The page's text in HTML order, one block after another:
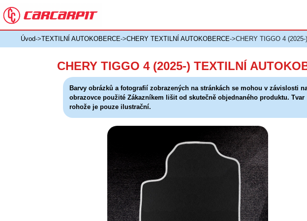
Úvod->TEXTILNÍ AUTOKOBERCE->CHERY TEXTILNÍ AUTOKOBERCE->CHERY TIGGO 4
CHERY TIGGO 4 (2025-) TEXTILNÍ
Barvy obrázků a fotografií zobrazených na stránkách se mohou v závislosti
obrazovce použité Zákazníkem lišit od skutečně objednaného produktu. Tvar
rohože je pouze ilustrační.